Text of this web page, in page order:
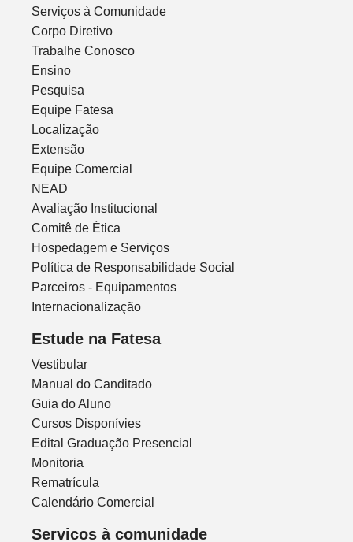
Serviços à Comunidade
Corpo Diretivo
Trabalhe Conosco
Ensino
Pesquisa
Equipe Fatesa
Localização
Extensão
Equipe Comercial
NEAD
Avaliação Institucional
Comitê de Ética
Hospedagem e Serviços
Política de Responsabilidade Social
Parceiros - Equipamentos
Internacionalização
Estude na Fatesa
Vestibular
Manual do Canditado
Guia do Aluno
Cursos Disponívies
Edital Graduação Presencial
Monitoria
Rematrícula
Calendário Comercial
Servicos à comunidade